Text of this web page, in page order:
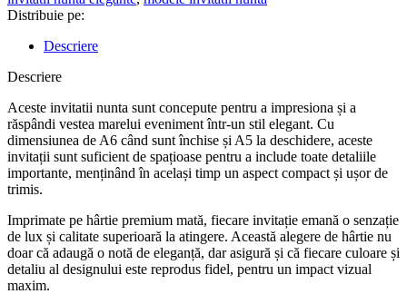
mireasa
-
INC-
Distribuie pe:
Descriere
Descriere
Aceste invitatii nunta sunt concepute pentru a impresiona și a
răspândi vestea marelui eveniment într-un stil elegant. Cu
dimensiunea de A6 când sunt închise și A5 la deschidere, aceste
invitații sunt suficient de spațioase pentru a include toate detaliile
importante, menținând în același timp un aspect compact și ușor de
trimis.
Imprimate pe hârtie premium mată, fiecare invitație emană o senzație
de lux și calitate superioară la atingere. Această alegere de hârtie nu
doar că adaugă o notă de eleganță, dar asigură și că fiecare culoare și
detaliu al designului este reprodus fidel, pentru un impact vizual
maxim.